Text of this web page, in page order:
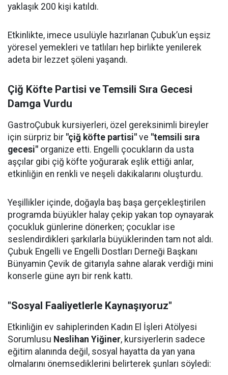
yaklaşık 200 kişi katıldı.
Etkinlikte, imece usulüyle hazırlanan Çubuk’un eşsiz
yöresel yemekleri ve tatlıları hep birlikte yenilerek
adeta bir lezzet şöleni yaşandı.
Çiğ Köfte Partisi ve Temsili Sıra Gecesi
Damga Vurdu
GastroÇubuk kursiyerleri, özel gereksinimli bireyler
için sürpriz bir "çiğ köfte partisi" ve "temsili sıra
gecesi" organize etti. Engelli çocukların da usta
aşçılar gibi çiğ köfte yoğurarak eşlik ettiği anlar,
etkinliğin en renkli ve neşeli dakikalarını oluşturdu.
Yeşillikler içinde, doğayla baş başa gerçekleştirilen
programda büyükler halay çekip yakan top oynayarak
çocukluk günlerine dönerken; çocuklar ise
seslendirdikleri şarkılarla büyüklerinden tam not aldı.
Çubuk Engelli ve Engelli Dostları Derneği Başkanı
Bünyamin Çevik de gitarıyla sahne alarak verdiği mini
konserle güne ayrı bir renk kattı.
"Sosyal Faaliyetlerle Kaynaşıyoruz"
Etkinliğin ev sahiplerinden Kadın El İşleri Atölyesi
Sorumlusu Neslihan Yiğiner, kursiyerlerin sadece
eğitim alanında değil, sosyal hayatta da yan yana
olmalarını önemsediklerini belirterek şunları söyledi: